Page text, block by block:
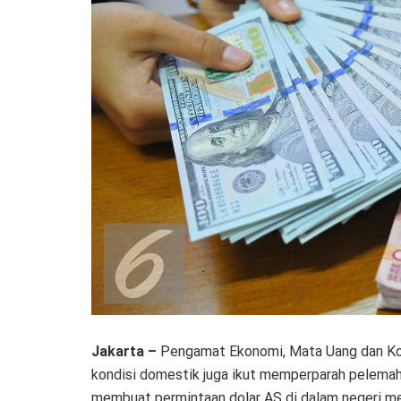
Jakarta – Pengamat Ekonomi, Mata Uang dan
kondisi domestik juga ikut memperparah